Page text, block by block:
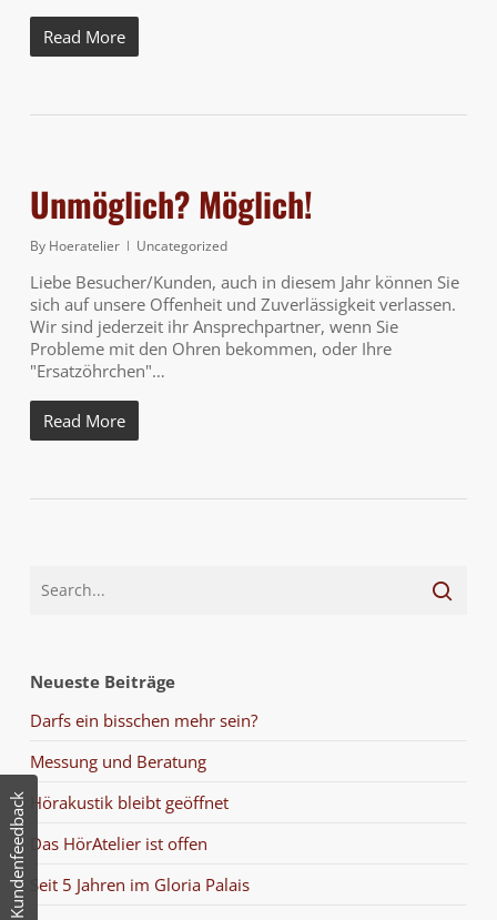
Read More
Unmöglich? Möglich!
By Hoeratelier Uncategorized
Liebe Besucher/Kunden, auch in diesem Jahr können Sie
sich auf unsere Offenheit und Zuverlässigkeit verlassen.
Wir sind jederzeit ihr Ansprechpartner, wenn Sie
Probleme mit den Ohren bekommen, oder Ihre
"Ersatzöhrchen"…
Read More
Neueste Beiträge
Darfs ein bisschen mehr sein?
Messung und Beratung
Hörakustik bleibt geöffnet
Das HörAtelier ist offen
Seit 5 Jahren im Gloria Palais
Kundenfeedback